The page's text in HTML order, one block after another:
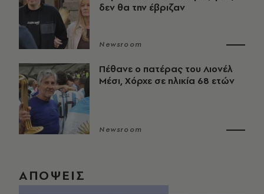
δεν θα την έβριζαν
Newsroom
Πέθανε ο πατέρας του Λιονέλ
Μέσι, Χόρχε σε ηλικία 68 ετών
Newsroom
ΑΠΟΨΕΙΣ